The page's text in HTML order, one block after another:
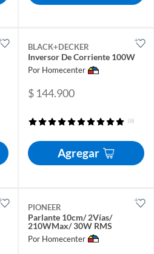
BLACK+DECKER
Inversor De Corriente 100W
Por Homecenter
$ 144.900
(6)
Agregar
PIONEER
Parlante 10cm/ 2Vías/
210WMax/ 30W RMS
Por Homecenter